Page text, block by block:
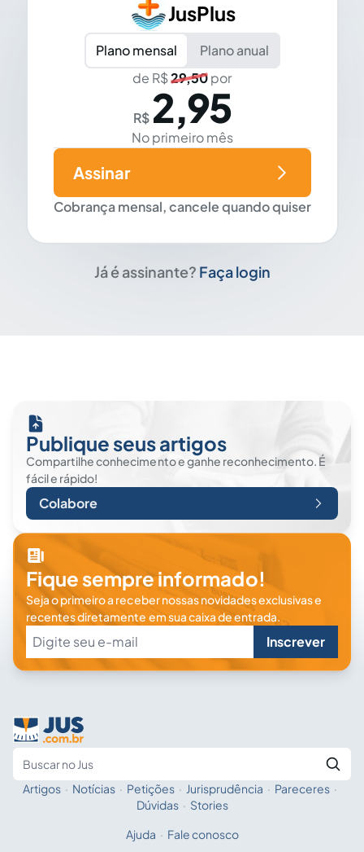
JusPlus
Plano mensal
Plano anual
de R$29,50por
R$ 2,95
No primeiro mês
Cobrança mensal, cancele quando quiser
Assinar
Já é assinante? Faça login
Publique seus artigos
Compartilhe conhecimento e ganhe reconhecimento. É
fácil e rápido!
Colabore
Fique sempre informado!
Seja o primeiro a receber nossas novidades exclusivas e
recentes diretamente em sua caixa de entrada.
Inscrever
Fale com a IA
Artigos · Notícias · Petições · Jurisprudência · Pareceres ·
Dúvidas · Stories
Ajuda · Fale conosco